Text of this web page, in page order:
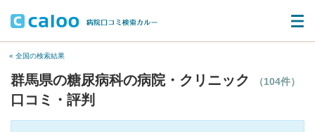
« 全国の検索結果
群馬県の糖尿病科の病院・クリニック （104件）
口コミ・評判